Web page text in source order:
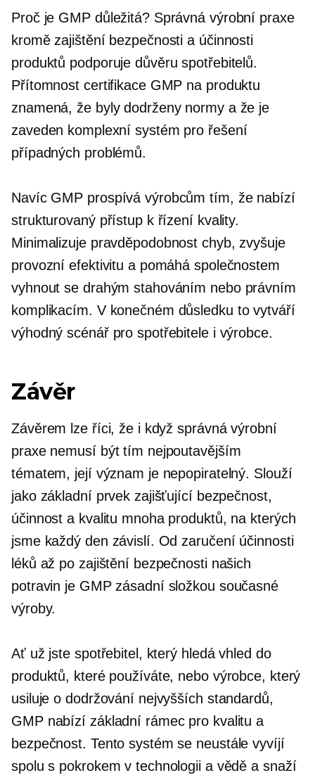
Proč je GMP důležitá? Správná výrobní praxe
kromě zajištění bezpečnosti a účinnosti
produktů podporuje důvěru spotřebitelů.
Přítomnost certifikace GMP na produktu
znamená, že byly dodrženy normy a že je
zaveden komplexní systém pro řešení
případných problémů.
Navíc GMP prospívá výrobcům tím, že nabízí
strukturovaný přístup k řízení kvality.
Minimalizuje pravděpodobnost chyb, zvyšuje
provozní efektivitu a pomáhá společnostem
vyhnout se drahým stahováním nebo právním
komplikacím. V konečném důsledku to vytváří
výhodný scénář pro spotřebitele i výrobce.
Závěr
Závěrem lze říci, že i když správná výrobní
praxe nemusí být tím nejpoutavějším
tématem, její význam je nepopiratelný. Slouží
jako základní prvek zajišťující bezpečnost,
účinnost a kvalitu mnoha produktů, na kterých
jsme každý den závislí. Od zaručení účinnosti
léků až po zajištění bezpečnosti našich
potravin je GMP zásadní složkou současné
výroby.
Ať už jste spotřebitel, který hledá vhled do
produktů, které používáte, nebo výrobce, který
usiluje o dodržování nejvyšších standardů,
GMP nabízí základní rámec pro kvalitu a
bezpečnost. Tento systém se neustále vyvíjí
spolu s pokrokem v technologii a vědě a snaží